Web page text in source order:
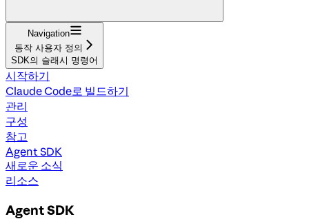
Navigation
동작 사용자 정의
SDK의 슬래시 명령어
시작하기
Claude Code로 빌드하기
관리
구성
참고
Agent SDK
새로운 소식
리소스
Agent SDK